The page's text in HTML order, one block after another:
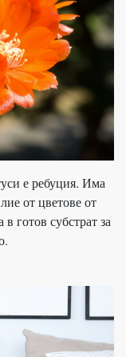
е ребуция. Има
от цветове от
готов субстрат за